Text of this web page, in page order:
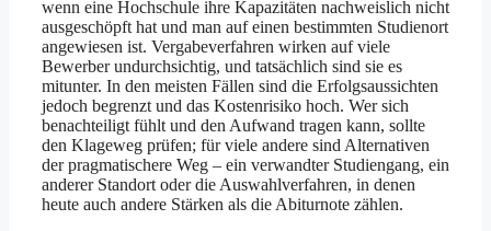
wenn eine Hochschule ihre Kapazitäten nachweislich nicht
ausgeschöpft hat und man auf einen bestimmten Studienort
angewiesen ist. Vergabeverfahren wirken auf viele
Bewerber undurchsichtig, und tatsächlich sind sie es
mitunter. In den meisten Fällen sind die Erfolgsaussichten
jedoch begrenzt und das Kostenrisiko hoch. Wer sich
benachteiligt fühlt und den Aufwand tragen kann, sollte
den Klageweg prüfen; für viele andere sind Alternativen
der pragmatischere Weg – ein verwandter Studiengang, ein
anderer Standort oder die Auswahlverfahren, in denen
heute auch andere Stärken als die Abiturnote zählen.